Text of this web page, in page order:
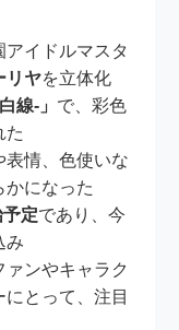
イドルマスタ
リヤを立体化
線-」 で、彩色
た
表情、色使いな
かになった
定であり、今
み
ァンやキャラク
とって、注目